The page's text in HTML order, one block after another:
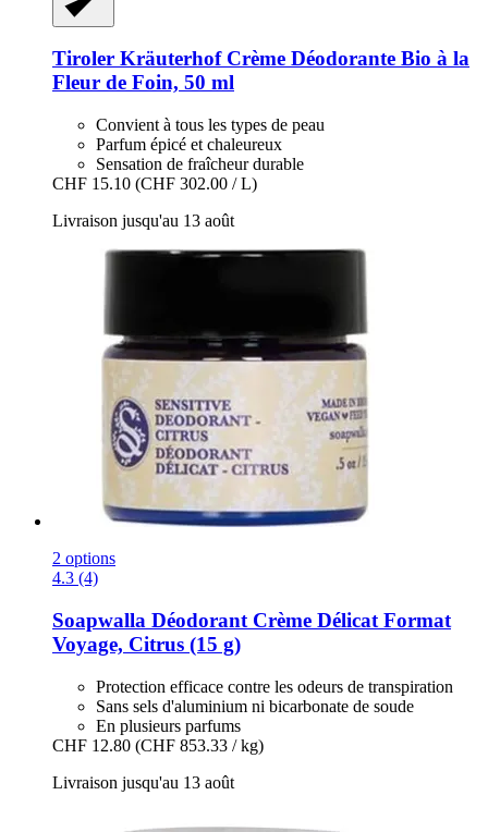
Tiroler KräuterhofCrème Déodorante Bio à la
Fleur de Foin, 50 ml
Convient à tous les types de peau
Parfum épicé et chaleureux
Sensation de fraîcheur durable
CHF 15.10 (CHF 302.00 / L)
Livraison jusqu'au 13 août
2 options
4.3 (4)
Soapwalla Déodorant Crème Délicat Format
Voyage, Citrus (15 g)
Protection efficace contre les odeurs de transpiration
Sans sels d'aluminium ni bicarbonate de soude
En plusieurs parfums
CHF 12.80 (CHF 853.33 / kg)
Livraison jusqu'au 13 août